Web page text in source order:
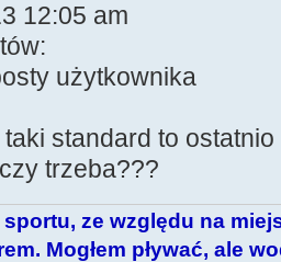
12:05 am
użytkownika
taki standard to
trzeba???
sportu, ze względu na
Mogłem pływać, ale